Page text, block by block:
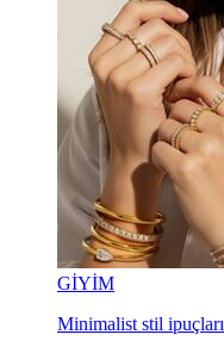
GİYİM
Minimalist stil ipuçları